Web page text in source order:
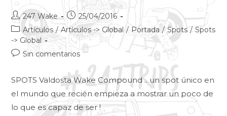
247 Wake
25/04/2016
Artículos / Artículos -> Global / Portada / Spots / Spots
-> Global
Sin comentarios
SPOTS Valdosta Wake Compound .. un spot único en
el mundo que recién empieza a mostrar un poco de
lo que es capaz de ser !